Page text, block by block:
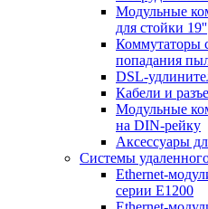
Модульные
для стойки 19''
Коммутаторы
попадания
DSL-
Кабели и
Модульные
на DIN-рейку
Аксессуары
Системы
Ethernet-
серии E1200